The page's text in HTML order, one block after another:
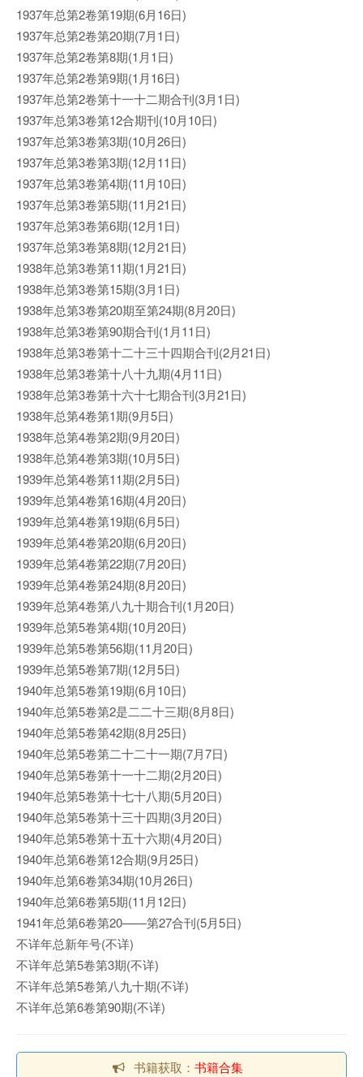
1937年总第2卷第19期(6月16日)
1937年总第2卷第20期(7月1日)
1937年总第2卷第8期(1月1日)
1937年总第2卷第9期(1月16日)
1937年总第2卷第十一十二期合刊(3月1日)
1937年总第3卷第12合期刊(10月10日)
1937年总第3卷第3期(10月26日)
1937年总第3卷第3期(12月11日)
1937年总第3卷第4期(11月10日)
1937年总第3卷第5期(11月21日)
1937年总第3卷第6期(12月1日)
1937年总第3卷第8期(12月21日)
1938年总第3卷第11期(1月21日)
1938年总第3卷第15期(3月1日)
1938年总第3卷第20期至第24期(8月20日)
1938年总第3卷第90期合刊(1月11日)
1938年总第3卷第十二十三十四期合刊(2月21日)
1938年总第3卷第十八十九期(4月11日)
1938年总第3卷第十六十七期合刊(3月21日)
1938年总第4卷第1期(9月5日)
1938年总第4卷第2期(9月20日)
1938年总第4卷第3期(10月5日)
1939年总第4卷第11期(2月5日)
1939年总第4卷第16期(4月20日)
1939年总第4卷第19期(6月5日)
1939年总第4卷第20期(6月20日)
1939年总第4卷第22期(7月20日)
1939年总第4卷第24期(8月20日)
1939年总第4卷第八九十期合刊(1月20日)
1939年总第5卷第4期(10月20日)
1939年总第5卷第56期(11月20日)
1939年总第5卷第7期(12月5日)
1940年总第5卷第19期(6月10日)
1940年总第5卷第2是二二十三期(8月8日)
1940年总第5卷第42期(8月25日)
1940年总第5卷第二十二十一期(7月7日)
1940年总第5卷第十一十二期(2月20日)
1940年总第5卷第十七十八期(5月20日)
1940年总第5卷第十三十四期(3月20日)
1940年总第5卷第十五十六期(4月20日)
1940年总第6卷第12合期(9月25日)
1940年总第6卷第34期(10月26日)
1940年总第6卷第5期(11月12日)
1941年总第6卷第20——第27合刊(5月5日)
不详年总新年号(不详)
不详年总第5卷第3期(不详)
不详年总第5卷第八九十期(不详)
不详年总第6卷第90期(不详)
书籍获取： 书籍合集